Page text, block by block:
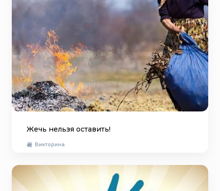
Жечь нельзя оставить!
Викторина